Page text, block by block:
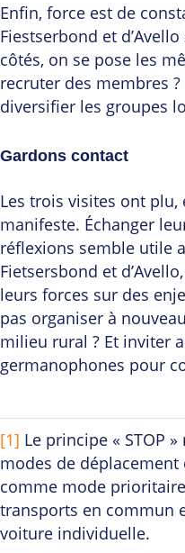
Enfin, force est de
Fiestserbond et
côtés, on se pose les
recruter des membres
diversifier les groupes
Gardons contact
Les trois visites ont plu,
manifeste. Échanger
réflexions semble utile
Fietsersbond et
leurs forces sur des
pas organiser à
milieu rural ? Et inviter
germanophones pour
[1] Le principe « STOP
modes de
comme mode
transports en commun
voiture individuelle.